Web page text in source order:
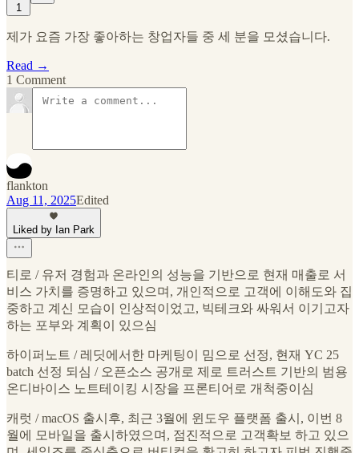
1
제가 요즘 가장 좋아하는 창업자들 중 세 분을 모셨습니다.
Read →
1 Comment
flankton
Aug 11, 2025Edited
Liked by Ian Park
티로 / 유저 경험과 온라인의 성능을 기반으로 현재 매출로 서
비스 가치를 증명하고 있으며, 개인적으로 고객에 이해도와 집
중하고 계신 모습이 인상적이었고, 빅테크와 싸워서 이기고자
하는 포부와 계획이 있으심
하이퍼노트 / 레딧에서한 마케팅이 밈으로 선정, 현재 YC 25
batch 선정 되심 / 오픈소스 공개로 제로 트러스트 기반의 범용
온디바이스 노트테이킹 시장을 프론티어로 개척중이심
캐럿 / macOS 출시후, 최근 3월에 윈도우 플랫폼 출시, 이번 8
월에 모바일을 출시하였으며, 점진적으로 고객확보 하고 있으